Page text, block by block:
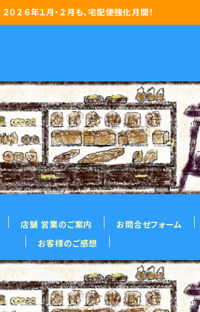
２０２６年１月・２月も、宅配便強化月間！
店舗 営業のご案内
お問合せフォーム
お客様のご感想